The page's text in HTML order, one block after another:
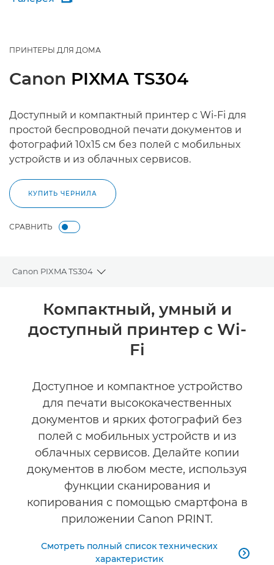
ПРИНТЕРЫ ДЛЯ ДОМА
Canon PIXMA TS304
Доступный и компактный принтер с Wi-Fi для
простой беспроводной печати документов и
фотографий 10x15 см без полей с мобильных
устройств и из облачных сервисов.
КУПИТЬ ЧЕРНИЛА
СРАВНИТЬ
Canon PIXMA TS304
Toggle breadcrumbs
Общая информация
Технические характеристики
Компактный, умный и
доступный принтер с Wi-
Fi
Доступное и компактное устройство
для печати высококачественных
документов и ярких фотографий без
полей с мобильных устройств и из
облачных сервисов. Делайте копии
документов в любом месте, используя
функции сканирования и
копирования с помощью смартфона в
приложении Canon PRINT.
Смотреть полный список технических
характеристик
